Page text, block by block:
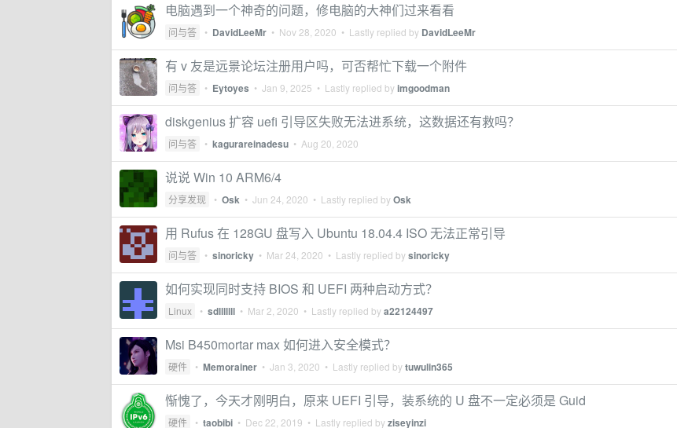
电脑遇到一个神奇的问题，修电脑的大神们过来看看
问与答 • DavidLeeMr • Nov 28, 2020 • Lastly replied by DavidLeeMr
有 v 友是远景论坛注册用户吗，可否帮忙下载一个附件
问与答 • Eytoyes • Jan 9, 2025 • Lastly replied byimgoodman
diskgenius 扩容 uefi 引导区失败无法进系统，这数据还有救吗？
问与答 • kagurareinadesu • Aug 20, 2020
说说 Win 10 ARM6/4
分享发现 • Osk • Jun 24, 2020 • Lastly replied byOsk
用 Rufus 在 128GU 盘写入 Ubuntu 18.04.4 ISO 无法正常引导
问与答 • sinoricky • Mar 24, 2020 • Lastly replied bysinoricky
如何实现同时支持 BIOS 和 UEFI 两种启动方式？
Linux • sdlllllll • Mar 2, 2020 • Lastly replied bya22124497
Msi B450mortar max 如何进入安全模式？
硬件 • Memorainer • Jan 3, 2020 • Lastly replied bytuwulin365
惭愧了，今天才刚明白，原来 UEFI 引导，装系统的 U 盘不一定必须是 Guid
硬件 • taobibi • Dec 22, 2019 • Lastly replied byziseyinzi